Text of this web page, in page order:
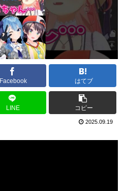
Facebook はてブ
LINE コピー
2025.09.19